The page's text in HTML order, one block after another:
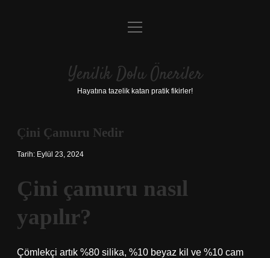
Anasayfa
Yasal Uyarı
menüyü
Yenilik Dolu Öneriler
Hayatına tazelik katan pratik fikirler!
Çini Çamuru Nedir
Tarih: Eylül 23, 2024
Çini çamuru nasıl
yapılır?
Çömlekçi artık %80 silika, %10 beyaz kil ve %10 cam